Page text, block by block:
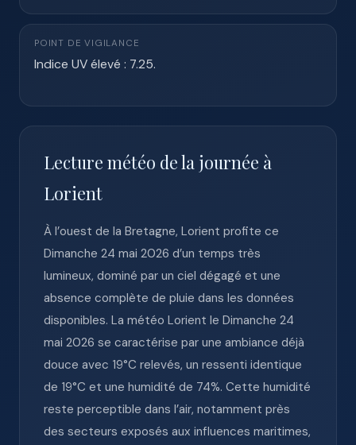
POINT DE VIGILANCE
Indice UV élevé : 7.25.
Lecture météo de la journée à
Lorient
À l’ouest de la Bretagne, Lorient profite ce
Dimanche 24 mai 2026 d’un temps très
lumineux, dominé par un ciel dégagé et une
absence complète de pluie dans les données
disponibles. La météo Lorient le Dimanche 24
mai 2026 se caractérise par une ambiance déjà
douce avec 19°C relevés, un ressenti identique
de 19°C et une humidité de 74%. Cette humidité
reste perceptible dans l’air, notamment près
des secteurs exposés aux influences maritimes,